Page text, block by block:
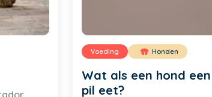
Voeding Honden
Wat als een hond
pil eet?